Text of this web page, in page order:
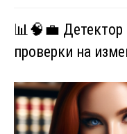
📊🧠💼
проверки на